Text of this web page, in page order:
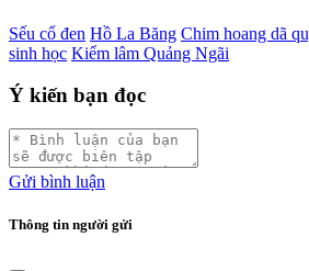
Sếu cổ đen Hồ La Băng Chim hoang dã
sinh học Kiểm lâm Quảng Ngãi
Ý kiến bạn đọc
Gửi bình luận
Thông tin người gửi